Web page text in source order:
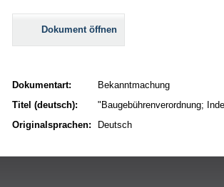
Dokument öffnen
Dokumentart:
Bekanntmachung
Titel (deutsch):
"Baugebührenverordnung;
Originalsprachen:
Deutsch